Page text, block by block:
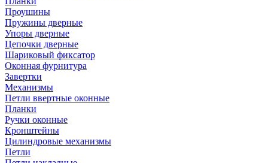
Проушины
Пружины дверные
Упоры дверные
Цепочки дверные
Шариковый фиксатор
Оконная фурнитура
Завертки
Механизмы
Петли ввертные оконные
Планки
Ручки оконные
Кронштейны
Цилиндровые механизмы
Петли